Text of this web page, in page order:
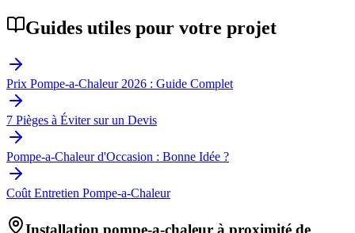
Guides utiles pour votre projet
Prix Pompe-a-Chaleur 2026 : Guide Complet
7 Pièges à Éviter sur un Devis
Pompe-a-Chaleur d'Occasion : Bonne Idée ?
Coût Entretien Pompe-a-Chaleur
Installation pompe-a-chaleur à proximité de